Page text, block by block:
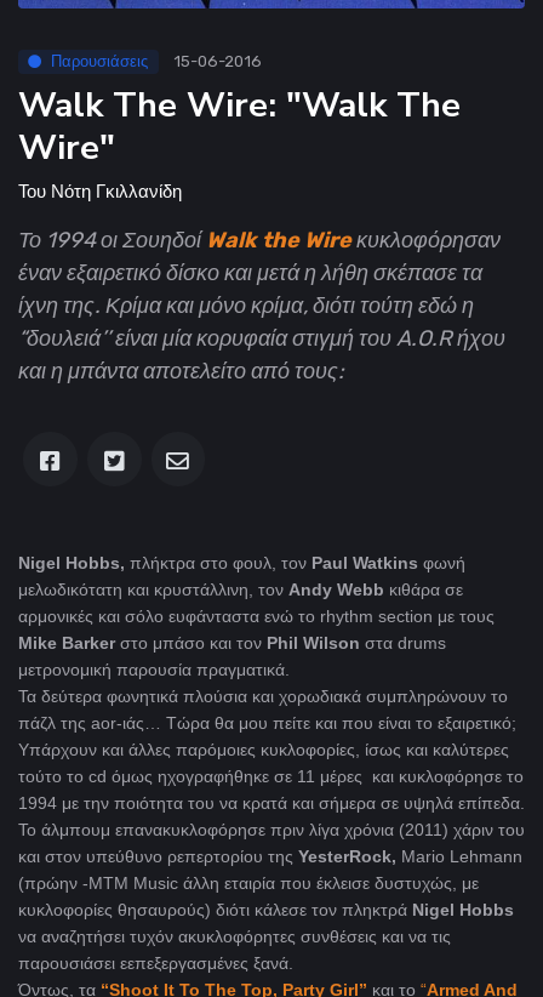
Παρουσιάσεις 15-06-2016
Walk The Wire: "Walk The
Wire"
Του Νότη Γκιλλανίδη
Το 1994 οι ΣουηδοίWalk the Wireκυκλοφόρησαν
έναν εξαιρετικό δίσκο και μετά η λήθη σκέπασε τα
ίχνη της. Κρίμα και μόνο κρίμα, διότι τούτη εδώ η
“δουλειά’’ είναι μία κορυφαία στιγμή του A.O.R ήχου
και η μπάντα αποτελείτο από τους:
Nigel Hobbs, πλήκτρα στο φουλ, τον Paul Watkins φωνή
μελωδικότατη και κρυστάλλινη, τον Andy Webb κιθάρα σε
αρμονικές και σόλο ευφάνταστα ενώ το rhythm section με τους
Mike Barkerστο μπάσο και τον Phil Wilson στα drums
μετρονομική παρουσία πραγματικά.
Τα δεύτερα φωνητικά πλούσια και χορωδιακά συμπληρώνουν το
πάζλ της aor-ιάς… Τώρα θα μου πείτε και που είναι το εξαιρετικό;
Υπάρχουν και άλλες παρόμοιες κυκλοφορίες, ίσως και καλύτερες
τούτο το cd όμως ηχογραφήθηκε σε 11 μέρες και κυκλοφόρησε το
1994 με την ποιότητα του να κρατά και σήμερα σε υψηλά επίπεδα.
Το άλμπουμ επανακυκλοφόρησε πριν λίγα χρόνια (2011) χάριν του
και στον υπεύθυνο ρεπερτορίου της YesterRock, Mario Lehmann
(πρώην -MTM Music άλλη εταιρία που έκλεισε δυστυχώς, με
κυκλοφορίες θησαυρούς) διότι κάλεσε τον πληκτρά Nigel Hobbs
να αναζητήσει τυχόν ακυκλοφόρητες συνθέσεις και να τις
παρουσιάσει εεπεξεργασμένες ξανά.
Όντως, τα “Shoot It To The Top, Party Girl” και το “Armed And